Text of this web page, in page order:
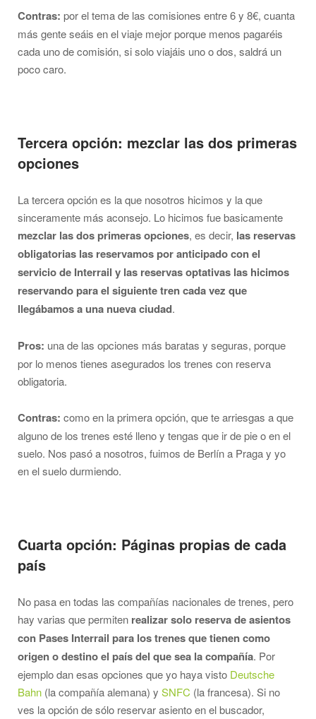
Contras: por el tema de las comisiones entre 6 y 8€, cuanta
más gente seáis en el viaje mejor porque menos pagaréis
cada uno de comisión, si solo viajáis uno o dos, saldrá un
poco caro.
Tercera opción: mezclar las dos primeras
opciones
La tercera opción es la que nosotros hicimos y la que
sinceramente más aconsejo. Lo hicimos fue basicamente
mezclar las dos primeras opciones, es decir, las reservas
obligatorias las reservamos por anticipado con el
servicio de Interrail y las reservas optativas las hicimos
reservando para el siguiente tren cada vez que
llegábamos a una nueva ciudad.
Pros: una de las opciones más baratas y seguras, porque
por lo menos tienes asegurados los trenes con reserva
obligatoria.
Contras: como en la primera opción, que te arriesgas a que
alguno de los trenes esté lleno y tengas que ir de pie o en el
suelo. Nos pasó a nosotros, fuimos de Berlín a Praga y yo
en el suelo durmiendo.
Cuarta opción: Páginas propias de cada
país
No pasa en todas las compañías nacionales de trenes, pero
hay varias que permiten realizar solo reserva de asientos
con Pases Interrail para los trenes que tienen como
origen o destino el país del que sea la compañía. Por
ejemplo dan esas opciones que yo haya visto Deutsche
Bahn (la compañía alemana) y SNFC (la francesa). Si no
ves la opción de sólo reservar asiento en el buscador,